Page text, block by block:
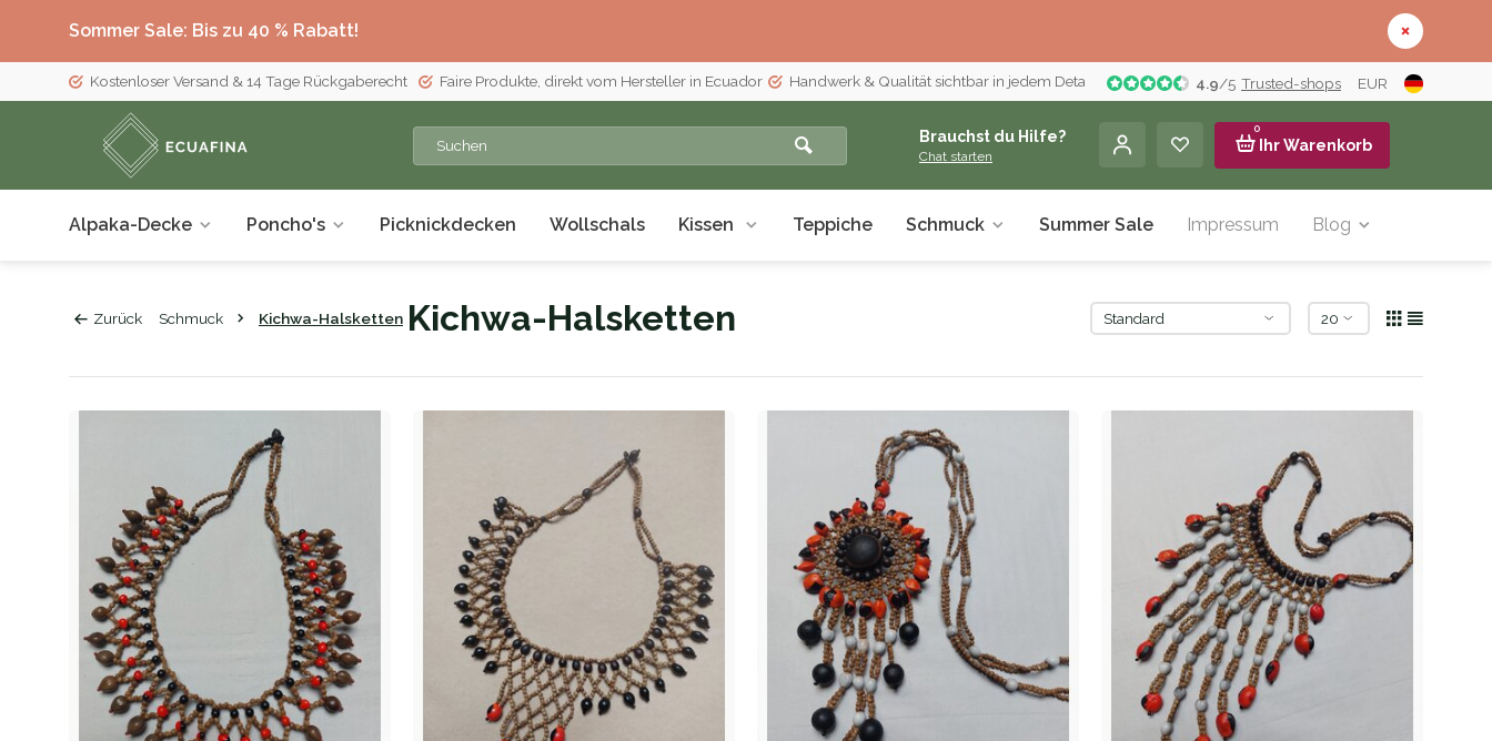
Sommer Sale: Bis zu 40 % Rabatt!
Kostenloser Versand & 14 Tage Rückgaberecht Faire Produkte, direkt vom Hersteller in Ecuador Handwerk & Qualität sichtbar in jedem Detail 4.9/5 Trusted-shops EUR
Brauchst du Hilfe?
Chat starten
0
Ihr Warenkorb
Alpaka-Decke Poncho's Picknickdecken Wollschals Kissen Teppiche Schmuck Summer Sale Impressum Blog
Zurück Schmuck Kichwa-Halsketten Kichwa-Halsketten